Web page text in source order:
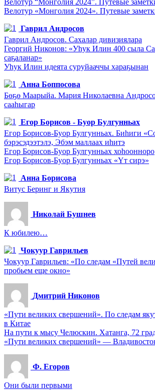
Велотур “Монголия 2024”. Путевые
Велотур «Монголия 2024». Путевые
Гаврил Андросов
Гаврил Андросов. Сахалар дивизиялара
Георгий Никонов: «Уһук Илин 400 сыла
саҕаланар»
Уһук Илин идеята суруйааччы хараҕынан
Анна Боппосова
Бөҕө Маарыйа. Мария Николаевна
сааһыгар
Егор Борисов - Буор Булгунньах
Егор Борисов-Буор Булгунньах. Биһиги
бэрэсэдээтэлэ, Эбэм маллаах иһитэ
Егор Борисов-Буор Булгунньах хоһоонноро
Егор Борисов-Буор Булгунньах «Үт сирэ»
Анна Борисова
Витус Беринг и Якутия
Николай Бушнев
К юбилею…
Чокуур Гаврильев
Чокуур Гаврильев: «По следам «Путей
пробьем еще окно»
Дмитрий Никонов
«Пути великих свершений». По следам
в Китае
На пути к мысу Челюскин. Хатанга, 72
«Пути великих свершений» —
Ф. Егоров
Они были первыми